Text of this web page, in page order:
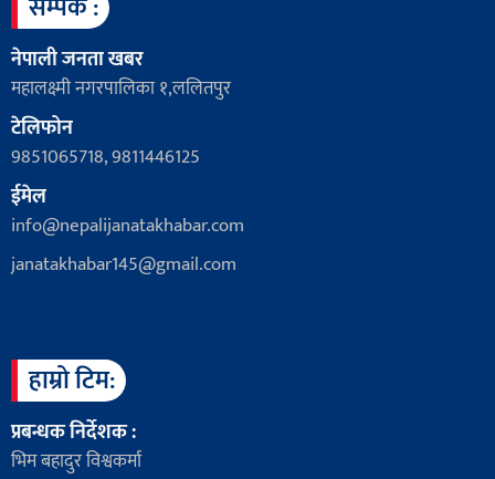
नेपाली जनता खबर
महालक्ष्मी नगरपालिका १,ललितपुर
टेलिफोन
9851065718, 9811446125
ईमेल
info@nepalijanatakhabar.com
janatakhabar145@gmail.com
हाम्रो टिम:
प्रबन्धक निर्देशक :
भिम बहादुर विश्वकर्मा